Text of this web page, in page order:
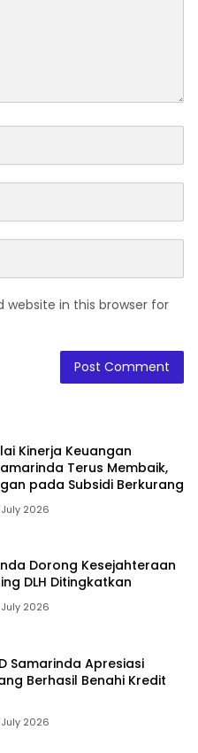
website in this browser for
Kinerja Keuangan
Terus Membaik,
pada Subsidi Berkurang
July 2026
Dorong Kesejahteraan
DLH Ditingkatkan
July 2026
Samarinda Apresiasi
Berhasil Benahi Kredit
July 2026